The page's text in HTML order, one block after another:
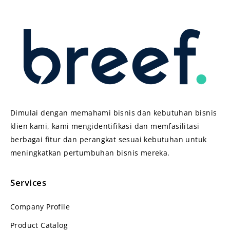
Dimulai dengan memahami bisnis dan kebutuhan bisnis
klien kami, kami mengidentifikasi dan memfasilitasi
berbagai fitur dan perangkat sesuai kebutuhan untuk
meningkatkan pertumbuhan bisnis mereka.
Services
Company Profile
Product Catalog